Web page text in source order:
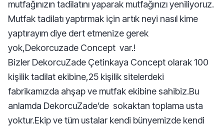
mutfağınızın tadilatını yaparak mutfağınızı yeniliyoruz.
Mutfak tadilatı yaptırmak için artık neyi nasıl kime
yaptırayım diye dert etmenize gerek
yok,Dekorcuzade Concept var.!
Bizler DekorcuZade Çetinkaya Concept olarak 100
kişilik tadilat ekibine,25 kişilik sitelerdeki
fabrikamızda ahşap ve mutfak ekibine sahibiz.Bu
anlamda DekorcuZade’de sokaktan toplama usta
yoktur.Ekip ve tüm ustalar kendi bünyemizde kendi